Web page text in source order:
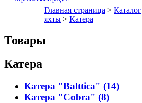
Главная страница > Каталог
яхты > Катера
Товары
Катера
Катера "Balttica" (14)
Катера "Cobra" (8)